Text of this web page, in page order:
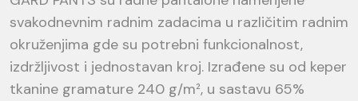
svakodnevnim radnim zadacima u različitim radnim
okruženjima gde su potrebni funkcionalnost,
izdržljivost i jednostavan kroj. Izrađene su od keper
tkanine gramature 240 g/m², u sastavu 65%